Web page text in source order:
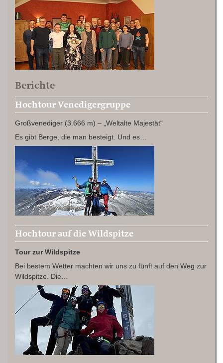
Berichte
Hochtour Venedigergruppe
Großvenediger (3.666 m) – „Weltalte Majestät“
Es gibt Berge, die man besteigt. Und es…
Hochtour auf die Wildspitze
Tour zur Wildspitze
Bei bestem Wetter machten wir uns zu fünft auf den Weg zur
Wildspitze. Die…